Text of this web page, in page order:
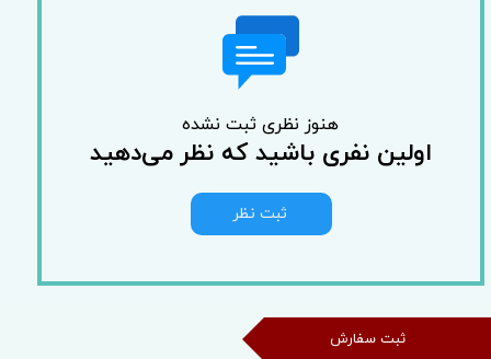
هنوز نظری ثبت نشده
اولین نفری باشید که نظر می‌دهید
ثبت نظر
ثبت سفارش